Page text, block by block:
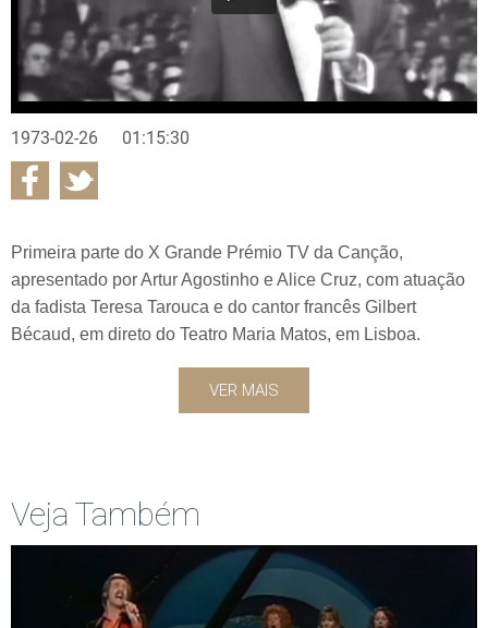
1973-02-26 01:15:30
Primeira parte do X Grande Prémio TV da Canção,
apresentado por Artur Agostinho e Alice Cruz, com atuação
da fadista Teresa Tarouca e do cantor francês Gilbert
Bécaud, em direto do Teatro Maria Matos, em Lisboa.
VER MAIS
Veja Também